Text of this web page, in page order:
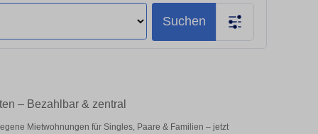
Suchen
– Bezahlbar & zentral
Mietwohnungen für Singles, Paare & Familien – jetzt